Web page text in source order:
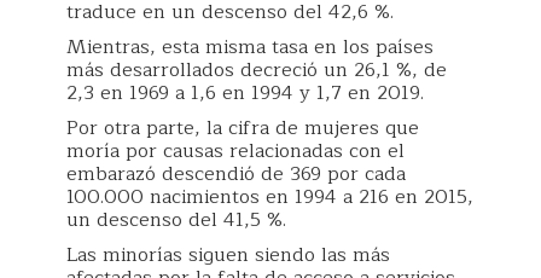
traduce en un descenso del 42,6 %.
Mientras, esta misma tasa en los países
más desarrollados decreció un 26,1 %, de
2,3 en 1969 a 1,6 en 1994 y 1,7 en 2019.
Por otra parte, la cifra de mujeres que
moría por causas relacionadas con el
embarazó descendió de 369 por cada
100.000 nacimientos en 1994 a 216 en 2015,
un descenso del 41,5 %.
Las minorías siguen siendo las más